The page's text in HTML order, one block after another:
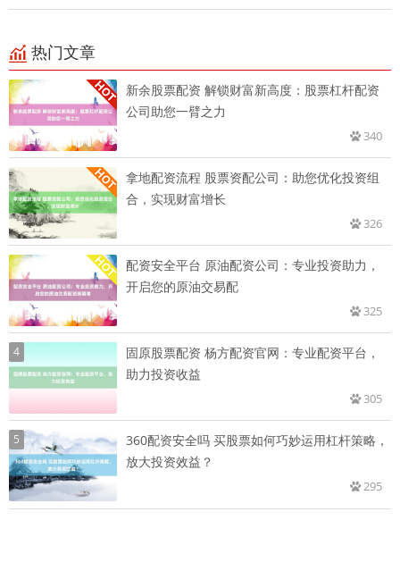
热门文章
新余股票配资 解锁财富新高度：股票杠杆配资
公司助您一臂之力
340
拿地配资流程 股票资配公司：助您优化投资组
合，实现财富增长
326
配资安全平台 原油配资公司：专业投资助力，
开启您的原油交易配
325
4
固原股票配资 杨方配资官网：专业配资平台，
助力投资收益
305
5
360配资安全吗 买股票如何巧妙运用杠杆策略，
放大投资效益？
295